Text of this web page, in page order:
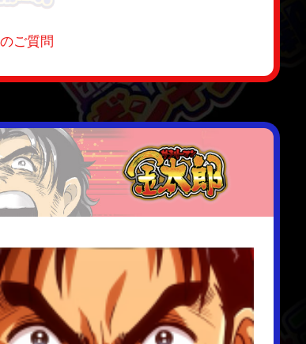
ご質問